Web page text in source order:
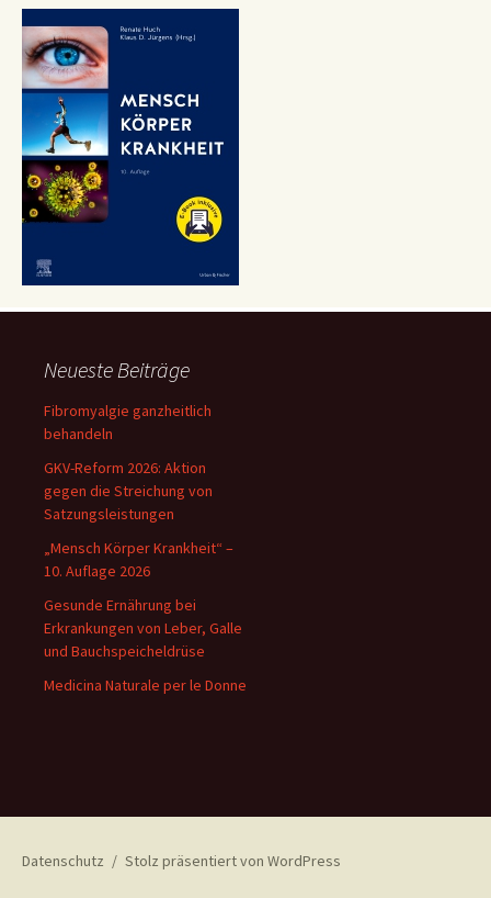
Neueste Beiträge
Fibromyalgie ganzheitlich
behandeln
GKV-Reform 2026: Aktion
gegen die Streichung von
Satzungsleistungen
„Mensch Körper Krankheit“ –
10. Auflage 2026
Gesunde Ernährung bei
Erkrankungen von Leber, Galle
und Bauchspeicheldrüse
Medicina Naturale per le Donne
Datenschutz Stolz präsentiert von WordPress